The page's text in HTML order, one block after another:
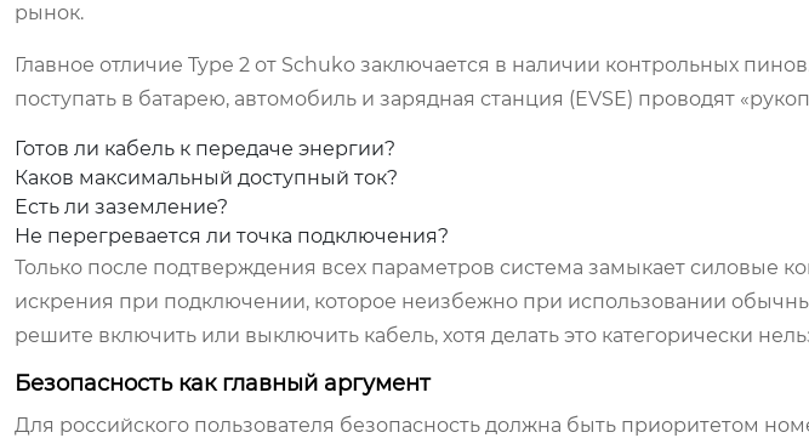
рынок.
Главное отличие Type 2 от Schuko заключается в наличии контрольных
поступать в батарею, автомобиль и зарядная станция (EVSE) проводят
Готов ли кабель к передаче энергии?
Каков максимальный доступный ток?
Есть ли заземление?
Не перегревается ли точка подключения?
Только после подтверждения всех параметров система замыкает силовые
искрения при подключении, которое неизбежно при использовании
решите включить или выключить кабель, хотя делать это категорически
Безопасность как главный аргумент
Для российского пользователя безопасность должна быть приоритетом